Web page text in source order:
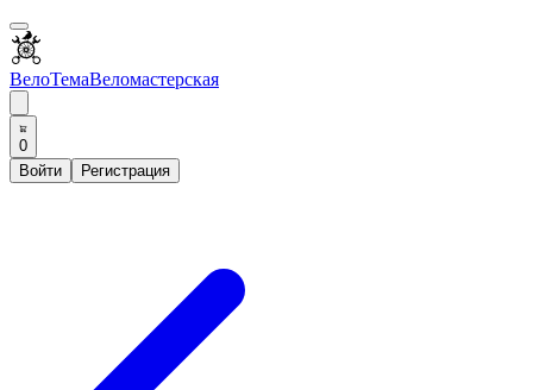
ВелоТемаВеломастерская
0
Войти
Регистрация